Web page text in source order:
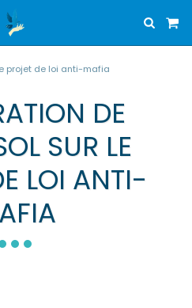
projet de loi anti-mafia
DE
SUR LE
LOI ANTI-